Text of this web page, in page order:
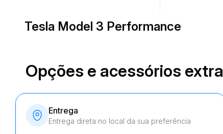
Tesla Model 3 Performance
Opções e acessórios extra
Entrega
Entrega direta no local da sua preferência